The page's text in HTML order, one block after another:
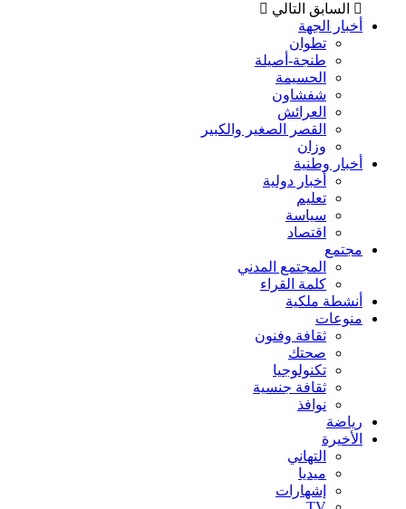
السابق التالي
أخبار الجهة
تطوان
طنجة-أصيلة
الحسيمة
شفشاون
العرائش
القصر الصغير والكبير
وزان
أخبار وطنية
أخبار دولية
تعليم
سياسة
اقتصاد
مجتمع
المجتمع المدني
كلمة القراء
أنشطة ملكية
منوعات
ثقافة وفنون
صحتك
تكنولوجيا
ثقافة جنسية
نوافذ
رياضة
الأخيرة
التهاني
ميديا
إشهارات